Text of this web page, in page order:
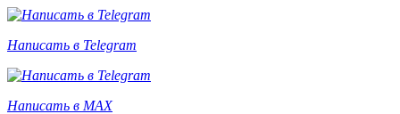
Написать в Telegram
Написать в MAX